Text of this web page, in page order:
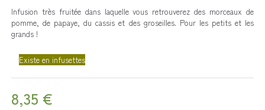
Infusion très fruitée dans laquelle vous retrouverez des morceaux de
pomme, de papaye, du cassis et des groseilles. Pour les petits et les
grands !
Existe en infusettes
8,35 €